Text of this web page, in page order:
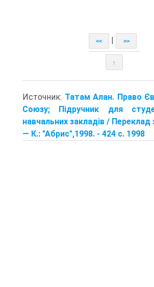
<< >>
↑
Источник: Татам Алан. Право
Союзу; Підручник для
навчальних закладів / Переклад
— К.: "Абрис",1998. - 424 с. 1998